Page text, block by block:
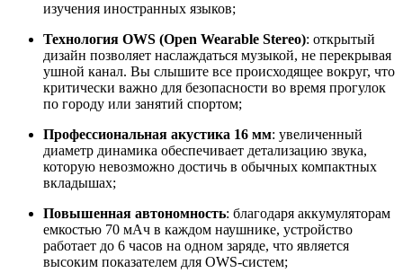
изучения иностранных языков;
Технология OWS (Open Wearable Stereo): открытый
дизайн позволяет наслаждаться музыкой, не перекрывая
ушной канал. Вы слышите все происходящее вокруг, что
критически важно для безопасности во время прогулок
по городу или занятий спортом;
Профессиональная акустика 16 мм: увеличенный
диаметр динамика обеспечивает детализацию звука,
которую невозможно достичь в обычных компактных
вкладышах;
Повышенная автономность: благодаря аккумуляторам
емкостью 70 мАч в каждом наушнике, устройство
работает до 6 часов на одном заряде, что является
высоким показателем для OWS-систем;